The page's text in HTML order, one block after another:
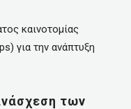
καινοτομίας
για την ανάπτυξη
των